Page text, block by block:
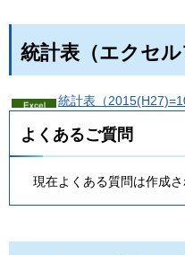
統計表（エクセ
統計表（
よくあるご質問
現在よくある質問は作成さ